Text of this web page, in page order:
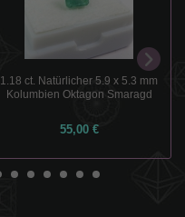
1.18 ct. Natürlicher 5.9 x 5.3 mm
Kolumbien Oktagon Smaragd
55,00 €